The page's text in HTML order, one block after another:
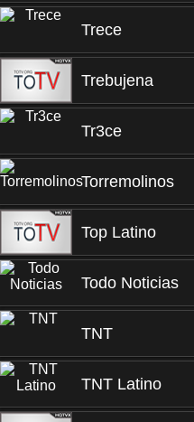
Trece
Trebujena
Tr3ce
Torremolinos
Top Latino
Todo Noticias
TNT
TNT Latino